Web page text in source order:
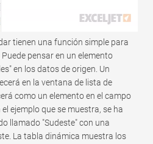
tienen una función simple para
pensar en un elemento
en los datos de origen. Un
en la ventana de lista de
como un elemento en el campo
ejemplo que se muestra, se ha
llamado "Sudeste" con una
La tabla dinámica muestra los